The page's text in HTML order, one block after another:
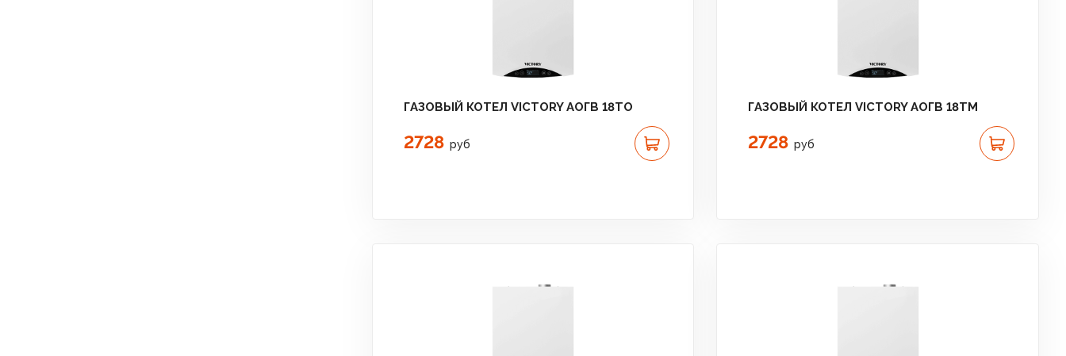
ГАЗОВЫЙ КОТЕЛ VICTORY АОГВ 18TО
2728 руб
ГАЗОВЫЙ КОТЕЛ VICTORY АОГВ 18TМ
2728 руб